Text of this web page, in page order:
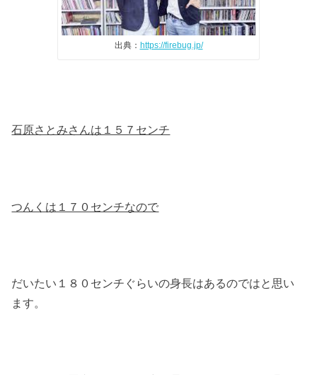
出典： https://firebug.jp/
石原さとみさんは１５７センチ
つんくは１７０センチなので
だいたい１８０センチぐらいの身長はあるのではと思い
ます。